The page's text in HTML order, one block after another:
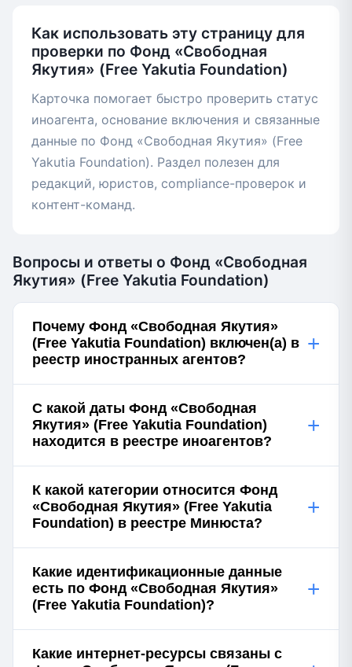
Как использовать эту страницу для
проверки по Фонд «Свободная
Якутия» (Free Yakutia Foundation)
Карточка помогает быстро проверить статус
иноагента, основание включения и связанные
данные по Фонд «Свободная Якутия» (Free
Yakutia Foundation). Раздел полезен для
редакций, юристов, compliance-проверок и
контент-команд.
Вопросы и ответы о Фонд «Свободная
Якутия» (Free Yakutia Foundation)
Почему Фонд «Свободная Якутия»
(Free Yakutia Foundation) включен(а) в
реестр иностранных агентов?
+
С какой даты Фонд «Свободная
Якутия» (Free Yakutia Foundation)
находится в реестре иноагентов?
+
К какой категории относится Фонд
«Свободная Якутия» (Free Yakutia
Foundation) в реестре Минюста?
+
Какие идентификационные данные
есть по Фонд «Свободная Якутия»
(Free Yakutia Foundation)?
+
Какие интернет-ресурсы связаны с